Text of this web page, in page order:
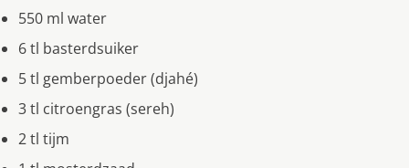
550 ml water
6 tl basterdsuiker
5 tl gemberpoeder (djahé)
3 tl citroengras (sereh)
2 tl tĳm